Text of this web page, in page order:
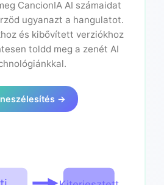
CancionIA AI számaidat
ugyanazt a hangulatot.
és kibővített verziókhoz
toldd meg a zenét AI
→